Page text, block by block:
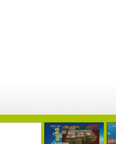
04:37 06:26